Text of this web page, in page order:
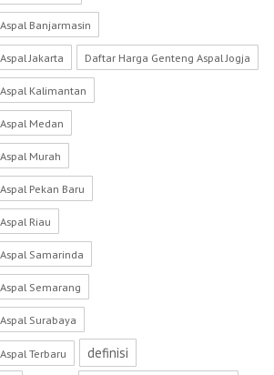
Banjarmasin
Jakarta Daftar Harga Genteng Aspal Jogja
Kalimantan
Medan
Murah
Pekan Baru
Riau
Samarinda
Semarang
Surabaya
Terbaru definisi